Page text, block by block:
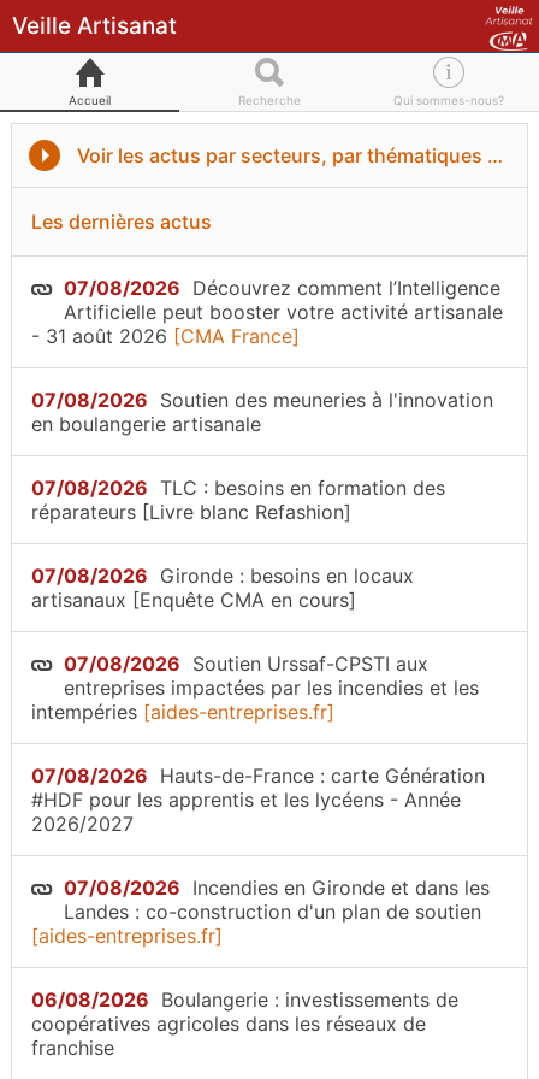
Veille Artisanat
Accueil Recherche Qui sommes-nous?
Voir les actus par secteurs, par thématiques ou par régions
Les dernières actus
07/08/2026 Découvrez comment l’Intelligence
Artificielle peut booster votre activité artisanale
- 31 août 2026 [CMA France]
07/08/2026 Soutien des meuneries à l'innovation
en boulangerie artisanale
07/08/2026 TLC : besoins en formation des
réparateurs [Livre blanc Refashion]
07/08/2026 Gironde : besoins en locaux
artisanaux [Enquête CMA en cours]
07/08/2026 Soutien Urssaf-CPSTI aux
entreprises impactées par les incendies et les
intempéries [aides-entreprises.fr]
07/08/2026 Hauts-de-France : carte Génération
#HDF pour les apprentis et les lycéens - Année
2026/2027
07/08/2026 Incendies en Gironde et dans les
Landes : co-construction d'un plan de soutien
[aides-entreprises.fr]
06/08/2026 Boulangerie : investissements de
coopératives agricoles dans les réseaux de
franchise